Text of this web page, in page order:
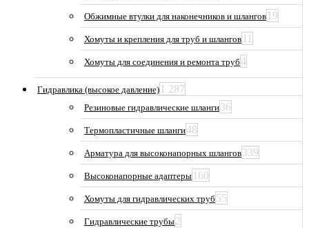
Обжимные втулки для наконечников и шлангов 19
Хомуты и крепления для труб и шлангов 11
Хомуты для соединения и ремонта труб4
Гидравлика (высокое давление) 1 287
Резиновые гидравлические шланги36
Термопластичные шланги48
Арматура для высоконапорных шлангов339
Высоконапорные адаптеры 160
Хомуты для гидравлических труб 55
Гидравлические трубы2